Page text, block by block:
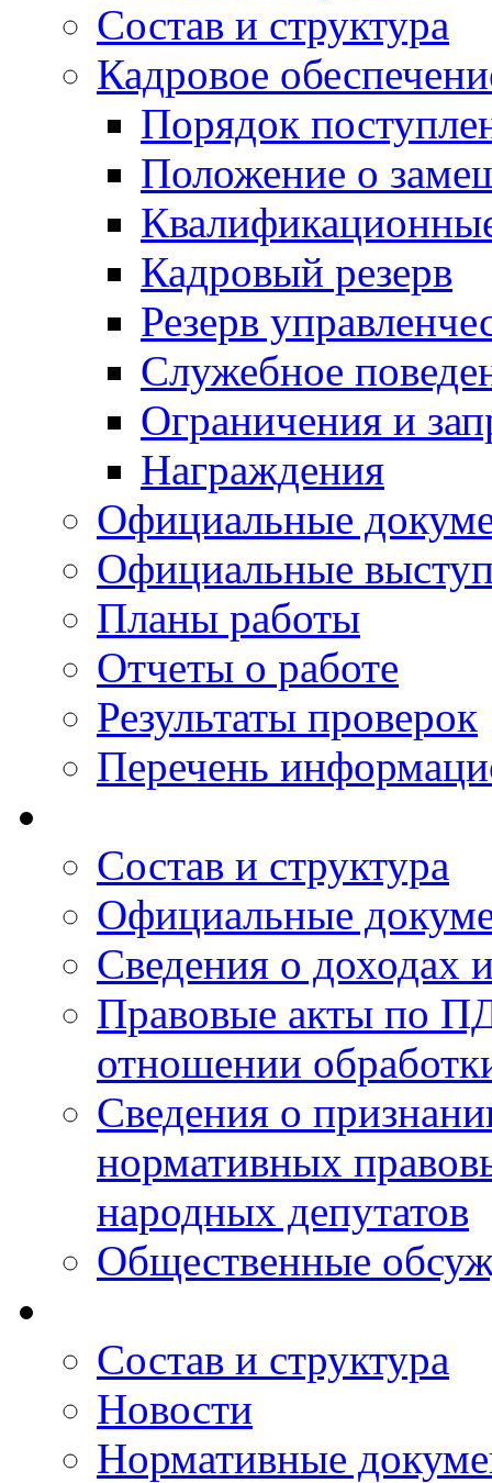
Состав и структура
Кадровое
Порядок
Положение о
Кадровый резерв
Резерв
Служебное
Ограничения и
Награждения
Официальные
Официальные
Планы работы
Отчеты о работе
Результаты проверок
Перечень
Состав и структура
Официальные
Сведения о доходах
Правовые акты по
отношении
Сведения о
нормативных
народных депутатов
Общественные
Состав и структура
Новости
Нормативные